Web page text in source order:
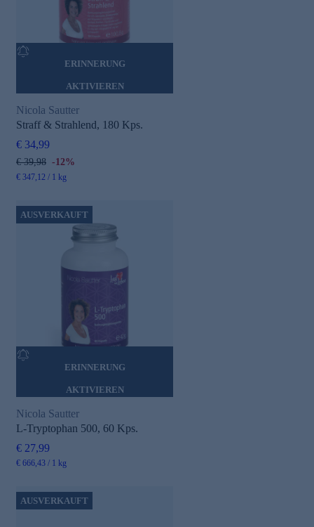
ERINNERUNG
AKTIVIEREN
Nicola Sautter
Straff & Strahlend, 180 Kps.
€ 34,99
€ 39,98 -12%
€ 347,12 / 1 kg
AUSVERKAUFT
ERINNERUNG
AKTIVIEREN
Nicola Sautter
L-Tryptophan 500, 60 Kps.
€ 27,99
€ 666,43 / 1 kg
AUSVERKAUFT